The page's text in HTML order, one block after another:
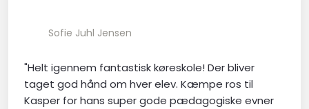
Sofie Juhl Jensen
"Helt igennem fantastisk køreskole! Der bliver
taget god hånd om hver elev. Kæmpe ros til
Kasper for hans super gode pædagogiske evner